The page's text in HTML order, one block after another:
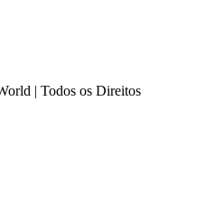
| Todos os Direitos